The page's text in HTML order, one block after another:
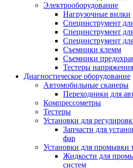
Электрооборудование
Нагрузочные вилки
Специнструмент
Специнструмент
Специнструмент
Съемники клемм
Съемники
Тестеры напряжения
Диагностическое оборудование
Автомобильные сканеры
Переходники для
Компрессометры
Тестеры
Установки для
Запчасти для
фар
Установки для промывки
Жидкости для
систем